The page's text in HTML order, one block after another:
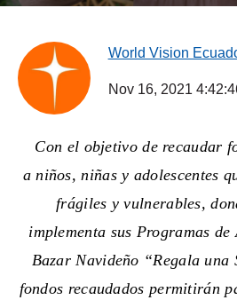
World Vision
Nov 16, 2021
Con el objetivo de recaudar
a niños, niñas y adolescentes
frágiles y vulnerables,
implementa sus Programas
Bazar Navideño “Regala una
fondos recaudados permitirán